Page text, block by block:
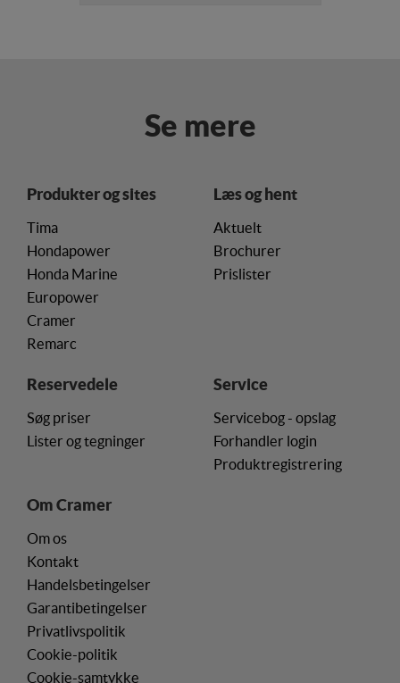
Se mere
Produkter og sites
Tima
Hondapower
Honda Marine
Europower
Cramer
Remarc
Læs og hent
Aktuelt
Brochurer
Prislister
Reservedele
Søg priser
Lister og tegninger
Service
Servicebog - opslag
Forhandler login
Produktregistrering
Om Cramer
Om os
Kontakt
Handelsbetingelser
Garantibetingelser
Privatlivspolitik
Cookie-politik
Cookie-samtykke